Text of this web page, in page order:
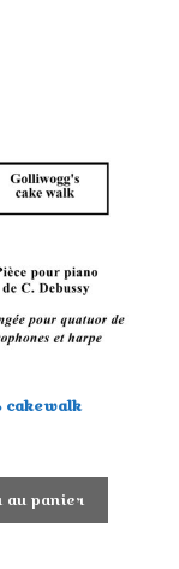
cakewalk
au panier